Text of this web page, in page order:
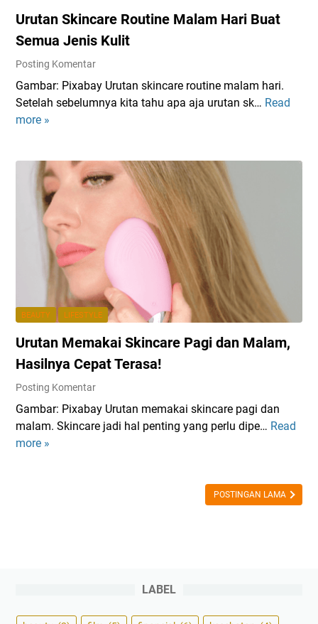
Urutan Skincare Routine Malam Hari Buat
Semua Jenis Kulit
Posting Komentar
Gambar: Pixabay Urutan skincare routine malam hari.
Setelah sebelumnya kita tahu apa aja urutan sk… Read
more »
U
a
n
S
k
i
n
r
e
R
o
t
i
n
B
BEAUTY LIFESTYLE
Urutan Memakai Skincare Pagi dan Malam,
Hasilnya Cepat Terasa!
Posting Komentar
Gambar: Pixabay Urutan memakai skincare pagi dan
malam. Skincare jadi hal penting yang perlu dipe… Read
more »
U
a
POSTINGAN LAMA
LABEL